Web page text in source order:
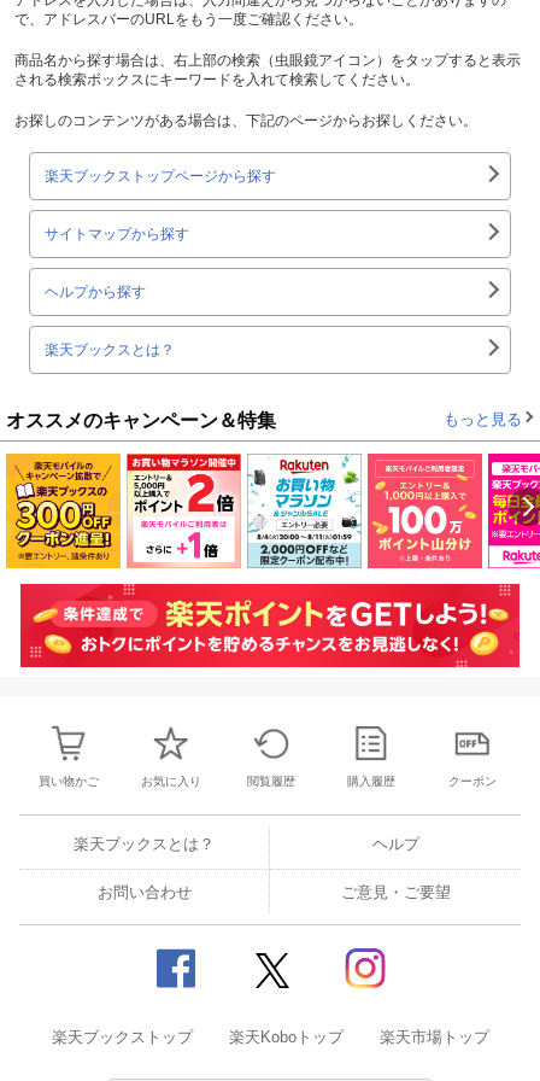
で、アドレスバーのURLをもう一度ご確認ください。
商品名から探す場合は、右上部の検索（虫眼鏡アイコン）をタップすると表示
される検索ボックスにキーワードを入れて検索してください。
お探しのコンテンツがある場合は、下記のページからお探しください。
楽天ブックストップページから探す
サイトマップから探す
ヘルプから探す
楽天ブックスとは？
オススメのキャンペーン＆特集 もっと見る
買い物かご お気に入り 閲覧履歴 購入履歴 クーポン
楽天ブックスとは？ ヘルプ
お問い合わせ ご意見・ご要望
楽天ブックストップ 楽天Koboトップ 楽天市場トップ